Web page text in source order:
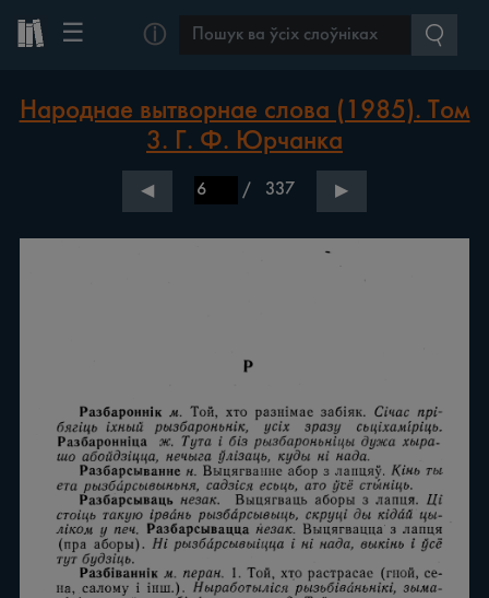
☰ ⓘ
Народнае вытворнае слова (1985). Том
3. Г. Ф. Юрчанка
◀ / 337 ▶